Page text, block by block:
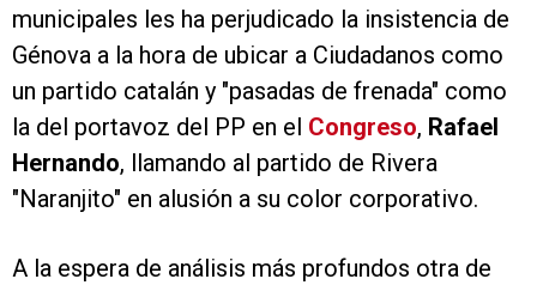
municipales les ha perjudicado la insistencia de
Génova a la hora de ubicar a Ciudadanos como
un partido catalán y "pasadas de frenada" como
la del portavoz del PP en el Congreso, Rafael
Hernando, llamando al partido de Rivera
"Naranjito" en alusión a su color corporativo.
A la espera de análisis más profundos otra de